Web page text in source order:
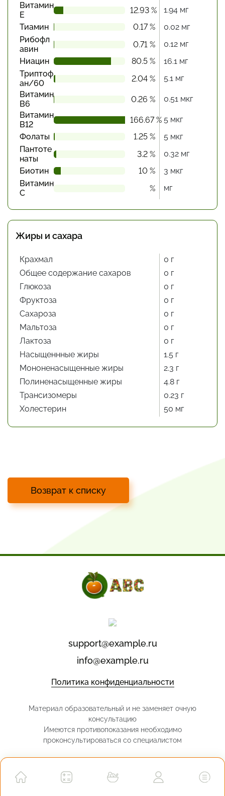
Витамин
Е
12.93 %
1.94 мг
Тиамин
0.17 %
0.02 мг
Рибофл
авин
0.71 %
0.12 мг
Ниацин
80.5 %
16.1 мг
Триптоф
ан/60
2.04 %
5.1 мг
Витамин
В6
0.26 %
0.51 мкг
Витамин
В12
166.67 % 5 мкг
Фолаты
1.25 %
5 мкг
Пантоте
наты
3.2 %
0.32 мг
Биотин
10 %
3 мкг
Витамин
С
% мг
Жиры и сахара
Крахмал
0 г
Общее содержание сахаров
0 г
Глюкоза
0 г
Фруктоза
0 г
Сахароза
0 г
Мальтоза
0 г
Лактоза
0 г
Насыщеннные жиры
1.5 г
Мононенасыщенные жиры
2.3 г
Полиненасыщенные жиры
4.8 г
Трансизомеры
0.23 г
Холестерин
50 мг
Возврат к списку
support@example.ru
info@example.ru
Политика конфиденциальности
Материал образовательный и не заменяет очную
консультацию
Имеются противопоказания необходимо
проконсультироваться со специалистом